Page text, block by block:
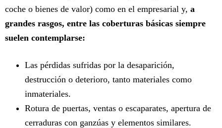
coche o bienes de valor) como en el empresarial y, a
grandes rasgos, entre las coberturas básicas siempre
suelen contemplarse:
Las pérdidas sufridas por la desaparición,
destrucción o deterioro, tanto materiales como
inmateriales.
Rotura de puertas, ventas o escaparates, apertura de
cerraduras con ganzúas y elementos similares.